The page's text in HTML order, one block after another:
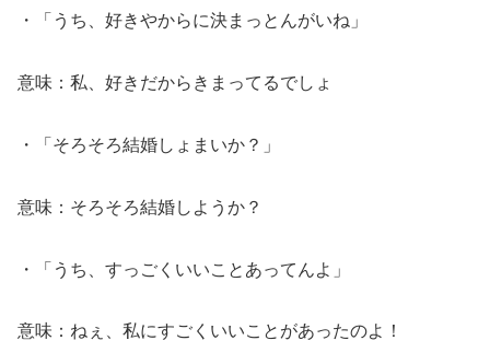
・「うち、好きやからに決まっとんがいね」
意味：私、好きだからきまってるでしょ
・「そろそろ結婚しょまいか？」
意味：そろそろ結婚しようか？
・「うち、すっごくいいことあってんよ」
意味：ねぇ、私にすごくいいことがあったのよ！